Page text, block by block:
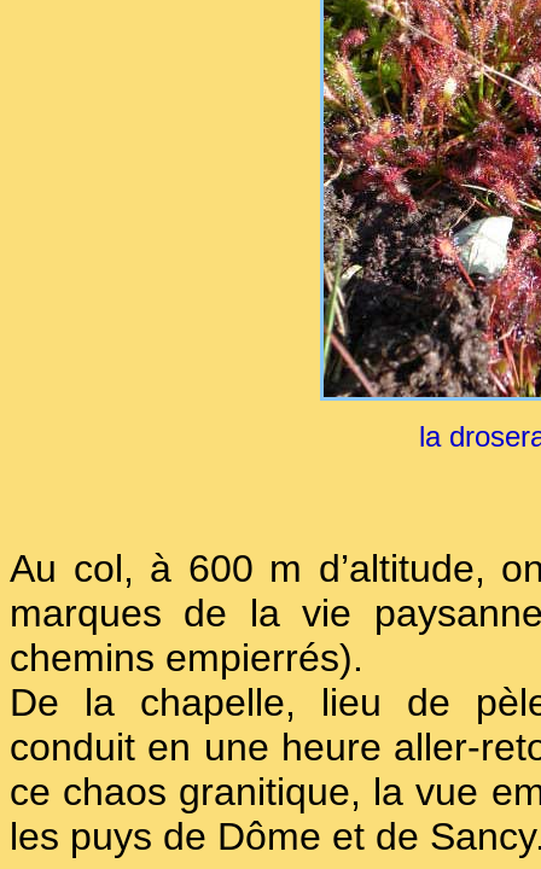
la
Au col, à 600 m d’altitude,
marques de la vie
chemins empierrés).
De la chapelle, lieu de
conduit en une heure aller-
ce chaos granitique, la vue
les puys de Dôme et de